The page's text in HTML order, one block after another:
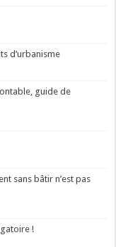
d’urbanisme
guide de
sans bâtir n’est pas
!